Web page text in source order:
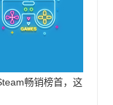
畅销榜首，这